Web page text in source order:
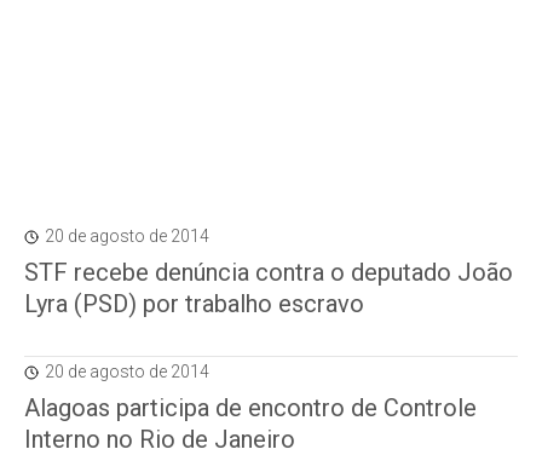
20 de agosto de 2014
STF recebe denúncia contra o deputado João
Lyra (PSD) por trabalho escravo
20 de agosto de 2014
Alagoas participa de encontro de Controle
Interno no Rio de Janeiro